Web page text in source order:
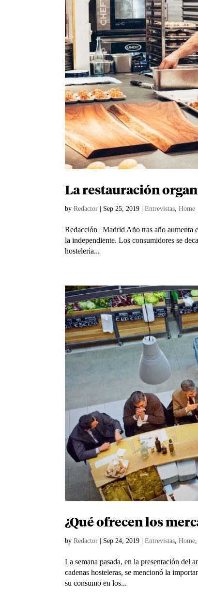
La restauración
byRedactor | Sep 25, 2019 |Entrevistas ,Home
Redacción | Madrid Año tras año aumenta
la independiente. Los consumidores se
hostelería...
¿Qué ofrecen los
byRedactor | Sep 24, 2019 |Entrevistas ,Home
La semana pasada, en la presentación del
cadenas hosteleras, se mencionó la
su consumo en los...